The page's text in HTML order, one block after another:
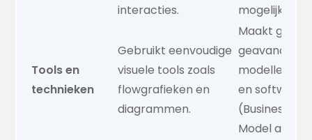
interacties.
mogelijke
Tools en
technieken
Gebruikt eenvoudige
visuele tools zoals
flowgrafieken en
diagrammen.
Maakt
en software
(Business
Model and